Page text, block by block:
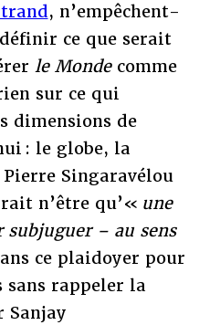
, n’empêchent-
ce que serait
le Mondecomme
sur ce qui
dimensions de
: le globe, la
Singaravélou
n’être qu’« une
– au sens
ce plaidoyer pour
sans rappeler la
Sanjay